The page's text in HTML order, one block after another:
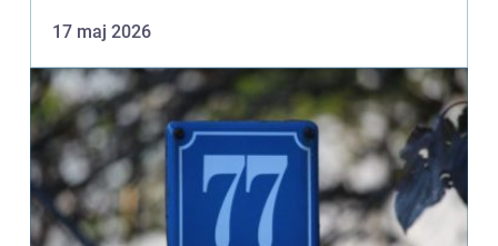
17 maj 2026